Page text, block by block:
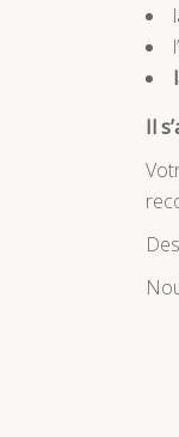
Il